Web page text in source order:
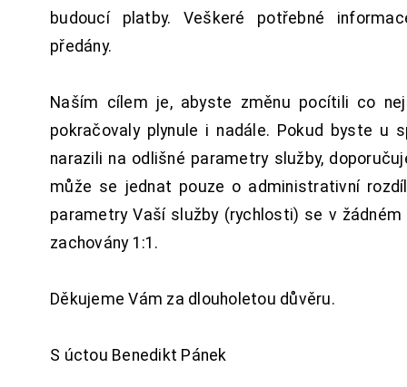
budoucí platby. Veškeré potřebné
předány.
Naším cílem je, abyste změnu pocítili co
pokračovaly plynule i nadále. Pokud byste u
narazili na odlišné parametry služby,
může se jednat pouze o administrativní
parametry Vaší služby (rychlosti) se v
zachovány 1:1.
Děkujeme Vám za dlouholetou důvěru.
S úctou Benedikt Pánek